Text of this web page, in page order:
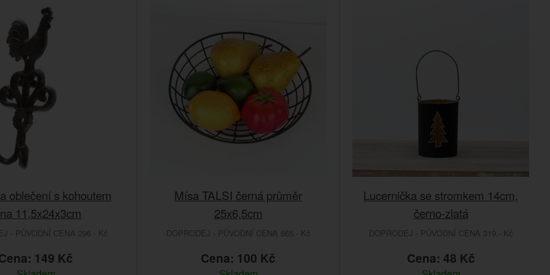
oblečení s kohoutem
11,5x24x3cm
- PŮVODNÍ CENA 296.- Kč
149 Kč
Mísa TALSI černá průměr
25x6,5cm
DOPRODEJ - PŮVODNÍ CENA 665.- Kč
Cena: 100 Kč
Lucernička se stromkem 14cm,
černo-zlatá
DOPRODEJ - PŮVODNÍ CENA 319.- Kč
Cena: 48 Kč